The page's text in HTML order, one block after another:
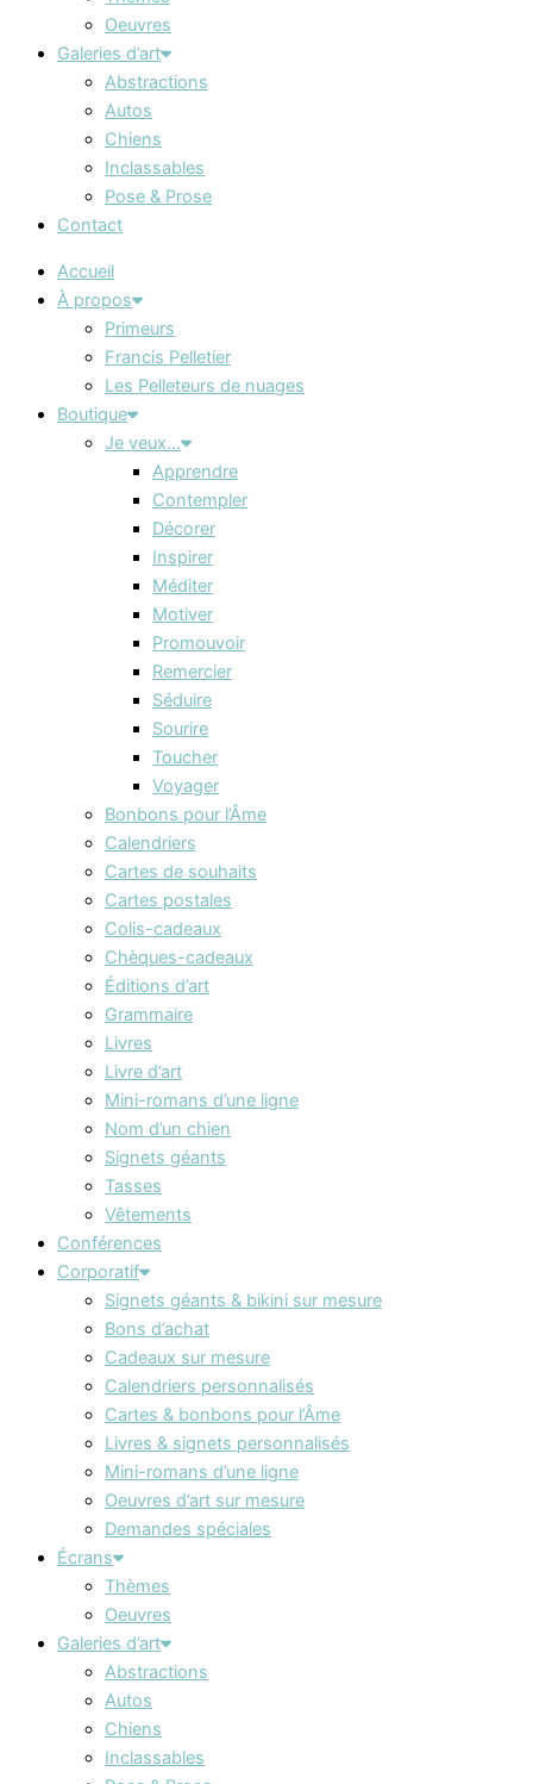
Oeuvres
Galeries d’art
Abstractions
Autos
Chiens
Inclassables
Pose & Prose
Contact
Accueil
À propos
Primeurs
Francis Pelletier
Les Pelleteurs de nuages
Boutique
Je veux…
Apprendre
Contempler
Décorer
Inspirer
Méditer
Motiver
Promouvoir
Remercier
Séduire
Sourire
Toucher
Voyager
Bonbons pour l’Âme
Calendriers
Cartes de souhaits
Cartes postales
Colis-cadeaux
Chèques-cadeaux
Éditions d’art
Grammaire
Livres
Livre d’art
Mini-romans d’une ligne
Nom d’un chien
Signets géants
Tasses
Vêtements
Conférences
Corporatif
Signets géants & bikini sur mesure
Bons d’achat
Cadeaux sur mesure
Calendriers personnalisés
Cartes & bonbons pour l’Âme
Livres & signets personnalisés
Mini-romans d’une ligne
Oeuvres d’art sur mesure
Demandes spéciales
Écrans
Thèmes
Oeuvres
Galeries d’art
Abstractions
Autos
Chiens
Inclassables